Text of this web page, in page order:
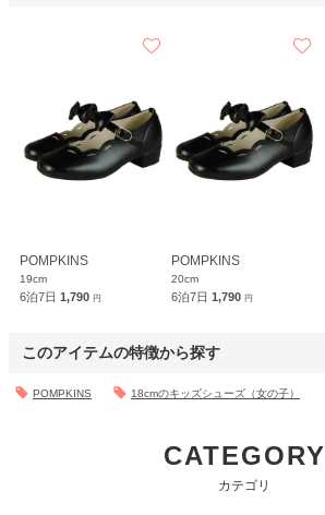
POMPKINS
19cm
6泊7日 1,790 円
POMPKINS
20cm
6泊7日 1,790 円
このアイテムの特徴から探す
POMPKINS 18cmのキッズシューズ（女の子）
CATEGORY
カテゴリ